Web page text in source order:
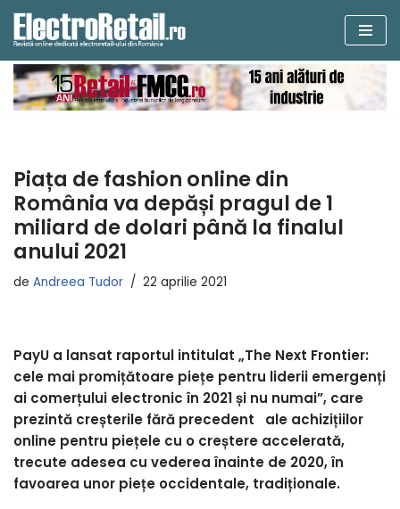
Sari
la
conținut
Piața de fashion online din
România va depăși pragul de 1
miliard de dolari până la finalul
anului 2021
de Andreea Tudor 22 aprilie 2021
PayU a lansat raportul intitulat „The Next Frontier:
cele mai promițătoare piețe pentru liderii emergenți
ai comerțului electronic în 2021 și nu numai”, care
prezintă creșterile fără precedent ale achizițiilor
online pentru piețele cu o creștere accelerată,
trecute adesea cu vederea înainte de 2020, în
favoarea unor piețe occidentale, tradiționale.